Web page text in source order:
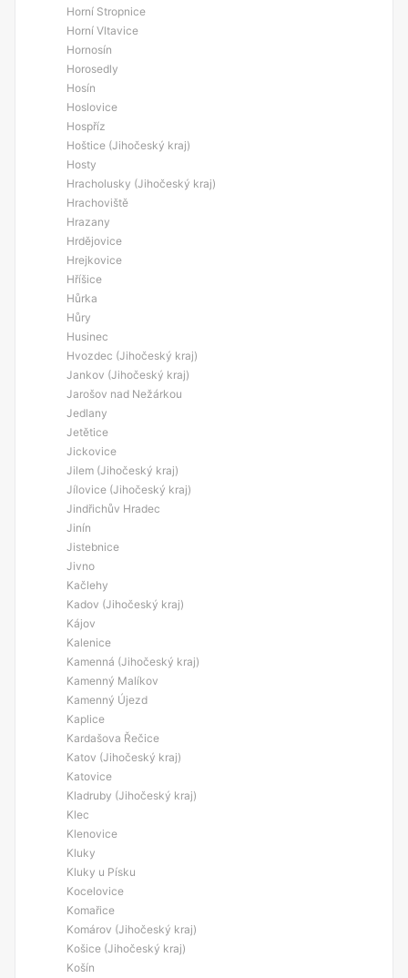
Horní Stropnice
Horní Vltavice
Hornosín
Horosedly
Hosín
Hoslovice
Hospříz
Hoštice (Jihočeský kraj)
Hosty
Hracholusky (Jihočeský kraj)
Hrachoviště
Hrazany
Hrdějovice
Hrejkovice
Hříšice
Hůrka
Hůry
Husinec
Hvozdec (Jihočeský kraj)
Jankov (Jihočeský kraj)
Jarošov nad Nežárkou
Jedlany
Jetětice
Jickovice
Jilem (Jihočeský kraj)
Jílovice (Jihočeský kraj)
Jindřichův Hradec
Jinín
Jistebnice
Jivno
Kačlehy
Kadov (Jihočeský kraj)
Kájov
Kalenice
Kamenná (Jihočeský kraj)
Kamenný Malíkov
Kamenný Újezd
Kaplice
Kardašova Řečice
Katov (Jihočeský kraj)
Katovice
Kladruby (Jihočeský kraj)
Klec
Klenovice
Kluky
Kluky u Písku
Kocelovice
Komařice
Komárov (Jihočeský kraj)
Košice (Jihočeský kraj)
Košín